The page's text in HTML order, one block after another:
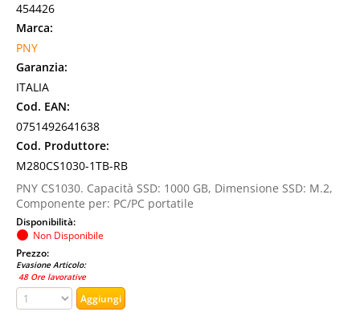
454426
Marca:
PNY
Garanzia:
ITALIA
Cod. EAN:
0751492641638
Cod. Produttore:
M280CS1030-1TB-RB
PNY CS1030. Capacità SSD: 1000 GB, Dimensione SSD: M.2,
Componente per: PC/PC portatile
Disponibilità:
Non Disponibile
Prezzo:
Evasione Articolo:
48 Ore lavorative